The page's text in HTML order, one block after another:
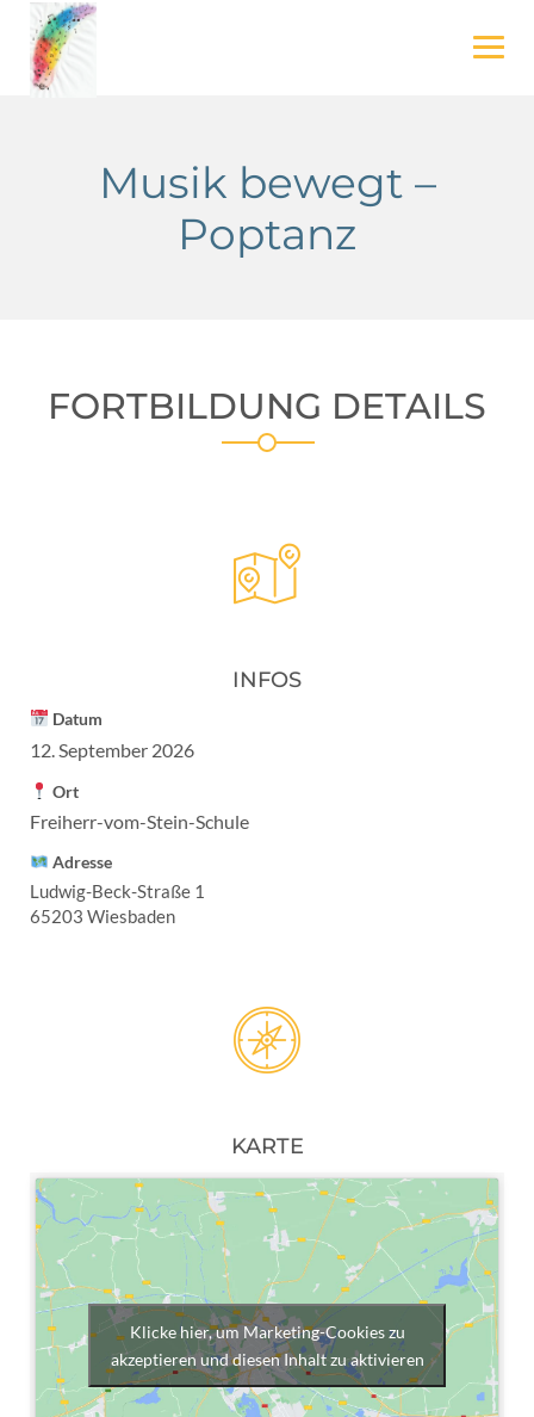
content
Musik bewegt –
Poptanz
FORTBILDUNG DETAILS
INFOS
Datum
12. September 2026
Ort
Freiherr-vom-Stein-Schule
Adresse
Ludwig-Beck-Straße 1
65203 Wiesbaden
KARTE
Klicke hier, um Marketing-Cookies zu
akzeptieren und diesen Inhalt zu aktivieren